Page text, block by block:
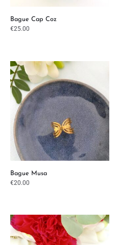
Bague Cap Coz
€25.00
Bague Musa
€20.00